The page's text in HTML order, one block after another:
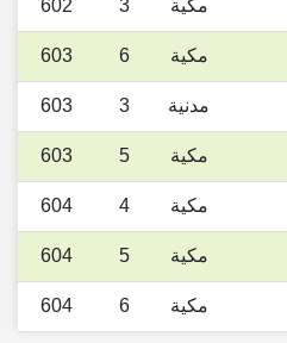
مكية 3
602
مكية 6
603
مدنية 3
603
مكية 5
603
مكية 4
604
مكية 5
604
مكية 6
604